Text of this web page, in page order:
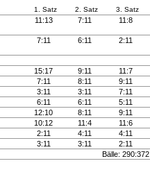
1. Satz 2. Satz 3. Satz
11:13 7:11 11:8
7:11 6:11 2:11
15:17 9:11 11:7
7:11 8:11 9:11
3:11 3:11 7:11
6:11 6:11 5:11
12:10 8:11 9:11
10:12 11:4 11:6
2:11 4:11 4:11
3:11 3:11 2:11
Bälle: 290:372